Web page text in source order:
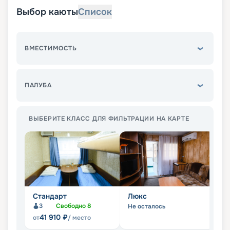
Выбор каютыСписок
ВМЕСТИМОСТЬ
ПАЛУБА
ВЫБЕРИТЕ КЛАСС ДЛЯ ФИЛЬТРАЦИИ НА КАРТЕ
Стандарт
3 Свободно8
от41 910 ₽/ место
Люкс
Не осталось